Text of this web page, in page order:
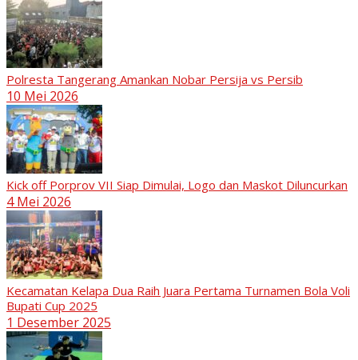
Polresta Tangerang Amankan Nobar Persija vs Persib
10 Mei 2026
Kick off Porprov VII Siap Dimulai, Logo dan Maskot Diluncurkan
4 Mei 2026
Kecamatan Kelapa Dua Raih Juara Pertama Turnamen Bola Voli
Bupati Cup 2025
1 Desember 2025